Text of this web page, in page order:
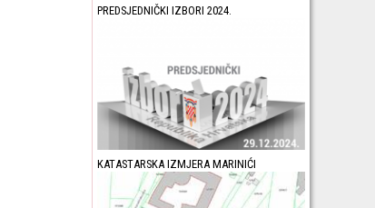
PREDSJEDNIČKI IZBORI 2024.
KATASTARSKA IZMJERA MARINIĆI